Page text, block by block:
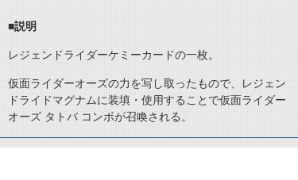
■説明
レジェンドライダーケミーカードの一枚。
仮面ライダーオーズの力を写し取ったもので、レジェン
ドライドマグナムに装填・使用することで仮面ライダー
オーズ タトバ コンボが召喚される。